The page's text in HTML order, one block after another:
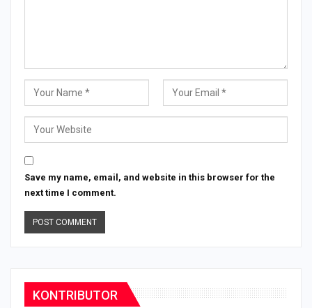
Save my name, email, and website in this browser for the
next time I comment.
KONTRIBUTOR